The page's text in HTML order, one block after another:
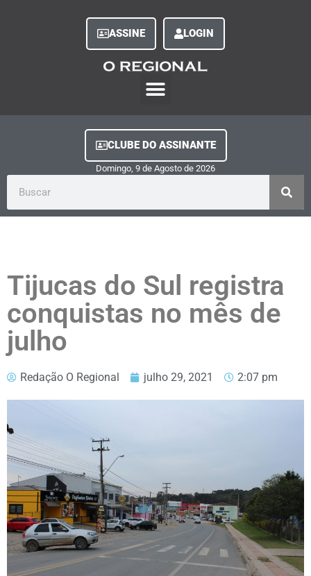
ASSINE LOGIN
CLUBE DO ASSINANTE
Domingo, 9 de Agosto de 2026
Tijucas do Sul registra
conquistas no mês de
julho
Redação O Regional julho 29, 2021 2:07 pm